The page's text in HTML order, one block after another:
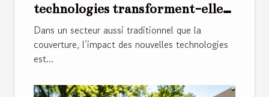
technologies transforment-elles
les métiers de la couverture ?
Dans un secteur aussi traditionnel que la
couverture, l’impact des nouvelles technologies
est...